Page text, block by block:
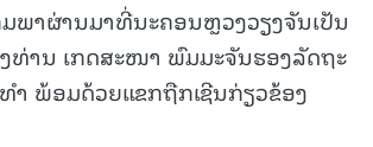
ພາຜ່ານມາທີ່ນະຄອນຫຼວງວຽງຈັນເປັນ
ງທ່ານ ເກດສະໜາ ພົມມະຈັນຮອງລັດຖະ
າ ພ້ອມດ້ວຍແຂກຖືກເຊີນກ່ຽວຂ້ອງ